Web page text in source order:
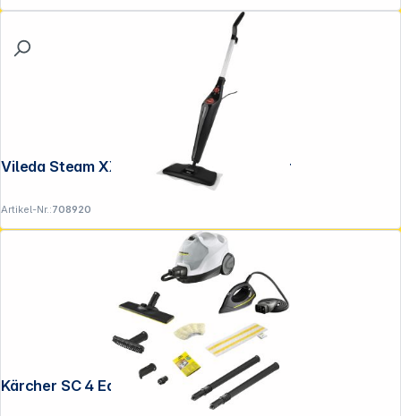
Vileda Steam XXL 3.0 Plus Dampfreiniger
Artikel-Nr.:708920
Kärcher SC 4 EasyFix Iron